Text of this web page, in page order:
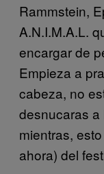
Rammstein,
A.N.I.M.A.L.
encargar de
Empieza a
cabeza, no
desnucaras a
mientras,
ahora) del